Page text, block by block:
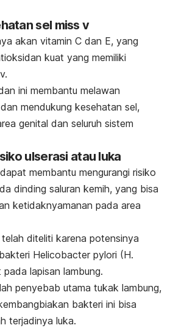
sel miss v
akan vitamin C dan E, yang
kuat yang memiliki
ini membantu melawan
mendukung kesehatan sel,
genital dan seluruh sistem
ulserasi atau luka
membantu mengurangi risiko
dinding saluran kemih, yang bisa
ketidaknyamanan pada area
diteliti karena potensinya
Helicobacter pylori (H.
lapisan lambung.
penyebab utama tukak lambung,
bakteri ini bisa
terjadinya luka.